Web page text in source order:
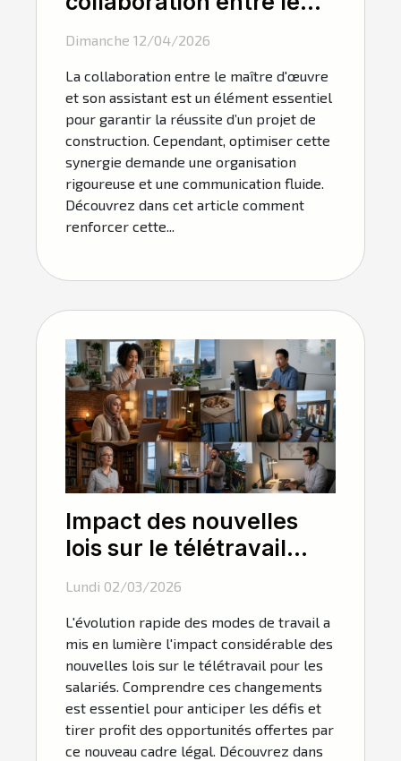
assistant ?
Dimanche 12/04/2026
La collaboration entre le maître d'œuvre
et son assistant est un élément essentiel
pour garantir la réussite d’un projet de
construction. Cependant, optimiser cette
synergie demande une organisation
rigoureuse et une communication fluide.
Découvrez dans cet article comment
renforcer cette...
Impact des nouvelles
lois sur le télétravail
pour les salariés
Lundi 02/03/2026
L'évolution rapide des modes de travail a
mis en lumière l'impact considérable des
nouvelles lois sur le télétravail pour les
salariés. Comprendre ces changements
est essentiel pour anticiper les défis et
tirer profit des opportunités offertes par
ce nouveau cadre légal. Découvrez dans